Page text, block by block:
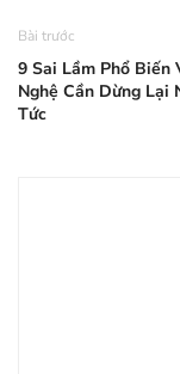
Bài trước
9 Sai Lầm Phổ Biến
Nghệ Cần Dừng Lại
Tức